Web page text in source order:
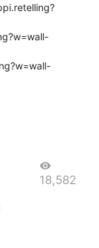
visibility
18,582